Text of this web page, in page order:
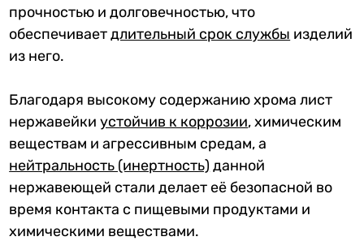
прочностью и долговечностью, что
обеспечиваетдлительный срок службы изделий
из него.
Благодаря высокому содержанию хрома лист
нержавейкиустойчив к коррозии, химическим
веществам и агрессивным средам, а
нейтральность (инертность) данной
нержавеющей стали делает её безопасной во
время контакта с пищевыми продуктами и
химическими веществами.